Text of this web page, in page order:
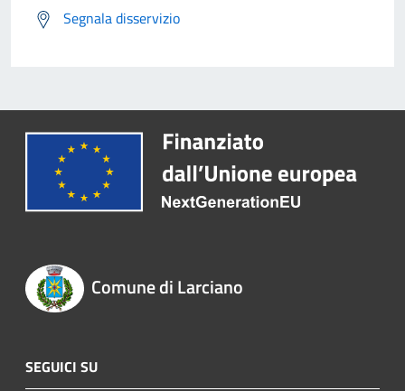
Segnala disservizio
Comune di Larciano
SEGUICI SU